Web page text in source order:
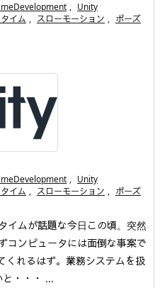
, Unity
イム , スローモーション , ポーズ
, Unity
イム , スローモーション , ポーズ
イムが話題な今日この頃。突然
コンピュータには面倒な事案で
くれるはず。業務システムを扱
・・・ ...